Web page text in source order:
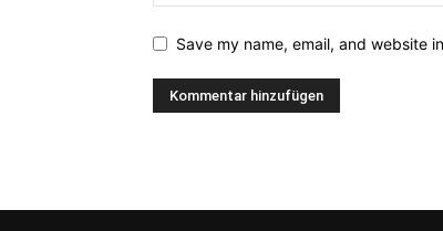
Save my name, email, and website